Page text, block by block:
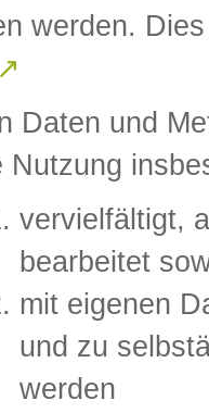
werden.
↗
Daten und
Nutzung
vervielfältigt,
bearbeitet
mit eigenen
und zu
werden